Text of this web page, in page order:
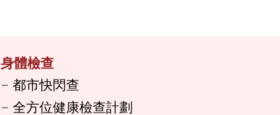
身體檢查
都市快閃查
全方位健康檢查計劃